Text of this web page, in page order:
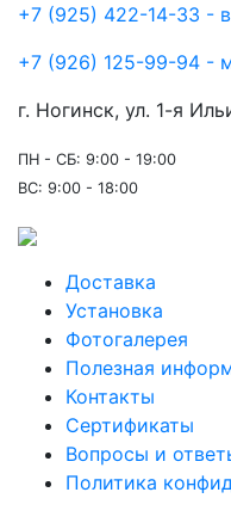
+7 (925) 422-14-33 -
+7 (926) 125-99-94 -
г. Ногинск, ул. 1-я
ПН - СБ: 9:00 - 19:00
ВС: 9:00 - 18:00
Доставка
Установка
Фотогалерея
Полезная
Контакты
Сертификаты
Вопросы и
Политика